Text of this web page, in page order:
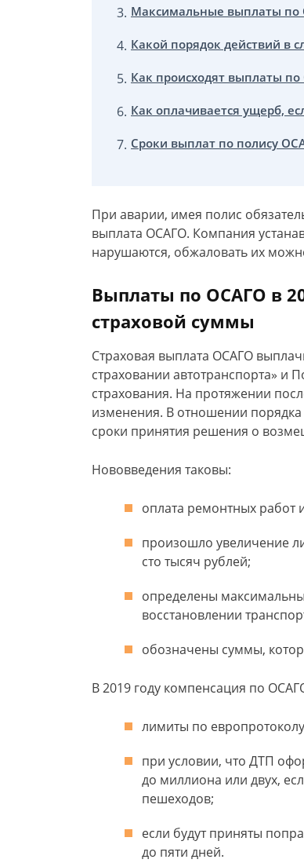
Максимальные выплаты по
Какой порядок действий в
Как происходят выплаты
Как оплачивается ущерб,
Сроки выплат по полису
При аварии, имея полис
выплата ОСАГО. Компания
нарушаются, обжаловать их
Выплаты по ОСАГО в
страховой суммы
Страховая выплата ОСАГО
страховании автотранспорта» и
страхования. На протяжении
изменения. В отношении
сроки принятия решения о
Нововведения таковы:
оплата ремонтных работ
произошло увеличение
сто тысяч рублей;
определены
восстановлении
обозначены суммы,
В 2019 году компенсация по
лимиты по
при условии, что ДТП
до миллиона или двух,
пешеходов;
если будут приняты
до пяти дней.